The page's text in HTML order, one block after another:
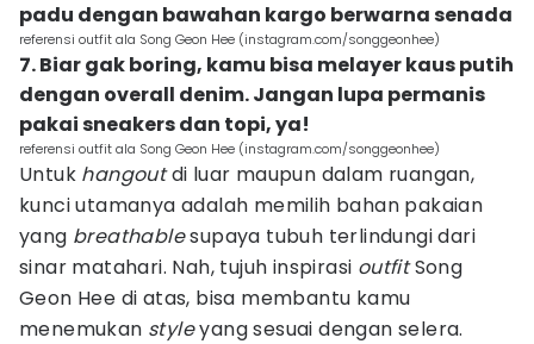
padu dengan bawahan kargo berwarna senada
referensi outfit ala Song Geon Hee (instagram.com/songgeonhee)
7. Biar gak boring, kamu bisa melayer kaus putih
dengan overall denim. Jangan lupa permanis
pakai sneakers dan topi, ya!
referensi outfit ala Song Geon Hee (instagram.com/songgeonhee)
Untuk hangoutdi luar maupun dalam ruangan,
kunci utamanya adalah memilih bahan pakaian
yang breathablesupaya tubuh terlindungi dari
sinar matahari. Nah, tujuh inspirasi outfitSong
Geon Hee di atas, bisa membantu kamu
menemukan styleyang sesuai dengan selera.